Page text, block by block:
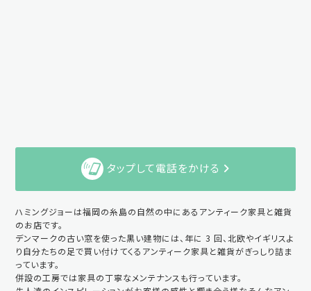
タップして電話をかける
ハミングジョーは福岡の糸島の自然の中にあるアンティーク家具と雑貨
のお店です。
デンマークの古い窓を使った黒い建物には、年に 3 回、北欧やイギリスよ
り自分たちの足で買い付けてくるアンティーク家具と雑貨がぎっしり詰ま
っています。
併設の工房では家具の丁寧なメンテナンスも行っています。